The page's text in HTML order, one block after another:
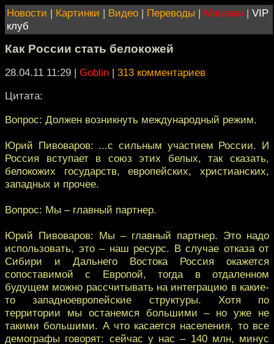
Новости | Картинки | Видео | Переводы | Магазин | VIP
клуб
Как России стать белокожей
28.04.11 11:29 | Goblin | 313 комментариев
Цитата:
Вопрос: Должен возникнуть международный режим.
Юрий Пивоваров: ...с сильным участием России. И
Россия вступает в союз этих белых, так сказать,
белокожих государств, европейских, христианских,
западных и прочее.
Вопрос: Мы – главный партнер.
Юрий Пивоваров: Мы – главный партнер. Это надо
использовать, это – наш ресурс. В случае отказа от
Сибири и Дальнего Востока Россия окажется
сопоставимой с Европой, тогда в отдаленном
будущем можно рассчитывать на интеграцию в какие-
то западноевропейские структуры. Хотя по
территории мы останемся большими – но уже не
такими большими. А что касается населения, то все
демографы говорят: сейчас у нас – 140 млн, минус